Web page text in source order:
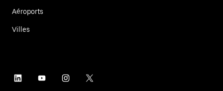
Aéroports
Villes